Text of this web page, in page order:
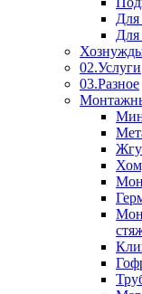
Для
Для
02.Услуги
03.Разное